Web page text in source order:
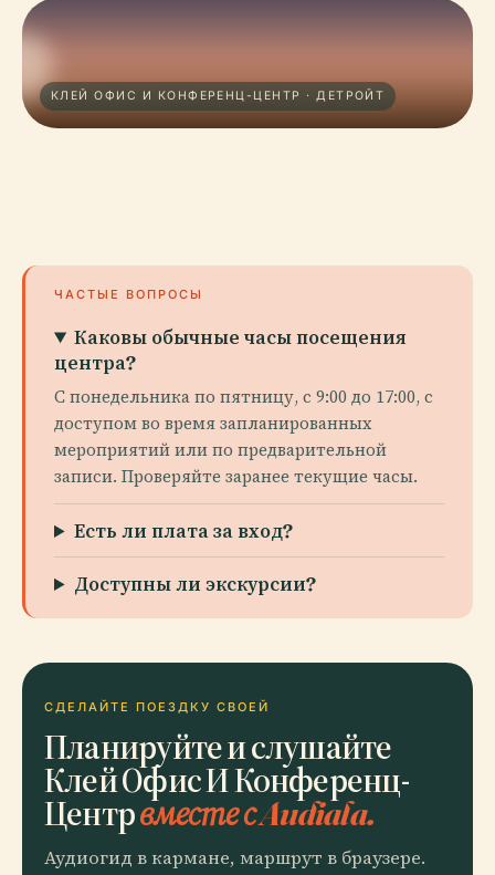
КЛЕЙ ОФИС И КОНФЕРЕНЦ-ЦЕНТР · ДЕТРОЙТ
ЧАСТЫЕ ВОПРОСЫ
Каковы обычные часы посещения
центра?
С понедельника по пятницу, с 9:00 до 17:00, с
доступом во время запланированных
мероприятий или по предварительной
записи. Проверяйте заранее текущие часы.
Есть ли плата за вход?
Доступны ли экскурсии?
СДЕЛАЙТЕ ПОЕЗДКУ СВОЕЙ
Планируйте и слушайте
Клей Офис И Конференц-
Центрвместе с Audiala.
Аудиогид в кармане, маршрут в браузере.